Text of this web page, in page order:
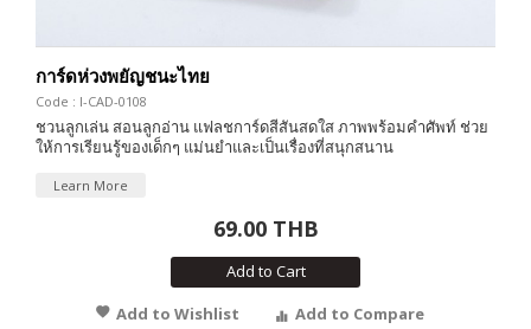
การ์ดห่วงพยัญชนะไทย
Code : I-CAD-0108
ชวนลูกเล่น สอนลูกอ่าน แฟลชการ์ดสีสันสดใส ภาพพร้อมคำศัพท์ ช่วย
ให้การเรียนรู้ของเด็กๆ แม่นยำและเป็นเรื่องที่สนุกสนาน
Learn More
69.00 THB
Add to Cart
Add to Wishlist
Add to Compare